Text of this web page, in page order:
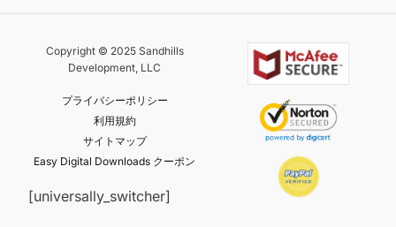
Copyright © 2025 Sandhills
Development, LLC
プライバシーポリシー
利用規約
サイトマップ
Easy Digital Downloads クーポン
[universally_switcher]